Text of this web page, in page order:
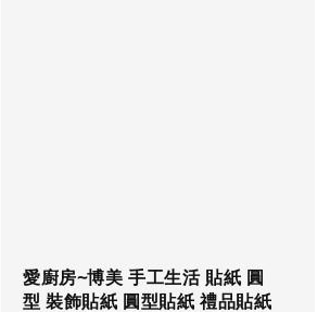
愛廚房~博美 手工生活 貼紙 圓
型 裝飾貼紙 圓型貼紙 禮品貼紙